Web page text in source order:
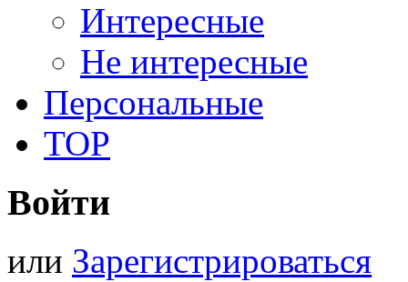
Интересные
Не интересные
Персональные
TOP
Войти
или Зарегистрироваться